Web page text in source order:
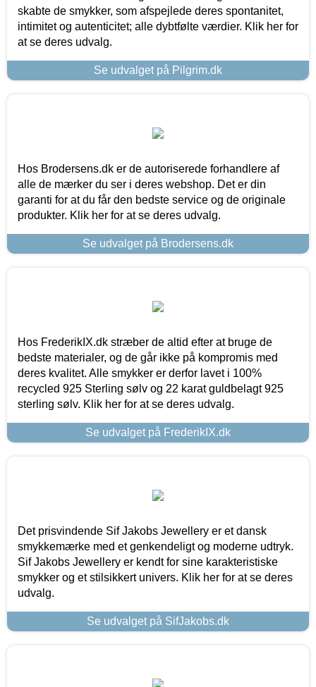
skabte de smykker, som afspejlede deres spontanitet,
intimitet og autenticitet; alle dybtfølte værdier. Klik her for
at se deres udvalg.
Se udvalget på Pilgrim.dk
Hos Brodersens.dk er de autoriserede forhandlere af
alle de mærker du ser i deres webshop. Det er din
garanti for at du får den bedste service og de originale
produkter. Klik her for at se deres udvalg.
Se udvalget på Brodersens.dk
Hos FrederikIX.dk stræber de altid efter at bruge de
bedste materialer, og de går ikke på kompromis med
deres kvalitet. Alle smykker er derfor lavet i 100%
recycled 925 Sterling sølv og 22 karat guldbelagt 925
sterling sølv. Klik her for at se deres udvalg.
Se udvalget på FrederikIX.dk
Det prisvindende Sif Jakobs Jewellery er et dansk
smykkemærke med et genkendeligt og moderne udtryk.
Sif Jakobs Jewellery er kendt for sine karakteristiske
smykker og et stilsikkert univers. Klik her for at se deres
udvalg.
Se udvalget på SifJakobs.dk